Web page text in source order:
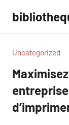
contenu
Uncategorized